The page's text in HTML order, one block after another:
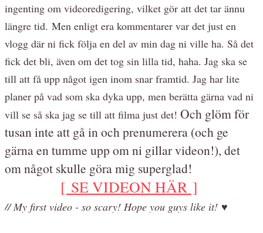
ingenting om videoredigering, vilket gör att det tar ännu
längre tid. Men enligt era kommentarer var det just en
vlogg där ni fick följa en del av min dag ni ville ha. Så det
fick det bli, även om det tog sin lilla tid, haha. Jag ska se
till att få upp något igen inom snar framtid. Jag har lite
planer på vad som ska dyka upp, men berätta gärna vad ni
vill se så ska jag se till att filma just det! Och glöm för
tusan inte att gå in och prenumerera (och ge
gärna en tumme upp om ni gillar videon!), det
om något skulle göra mig superglad!
[ SE VIDEON HÄR ]
// My first video - so scary! Hope you guys like it! ♥